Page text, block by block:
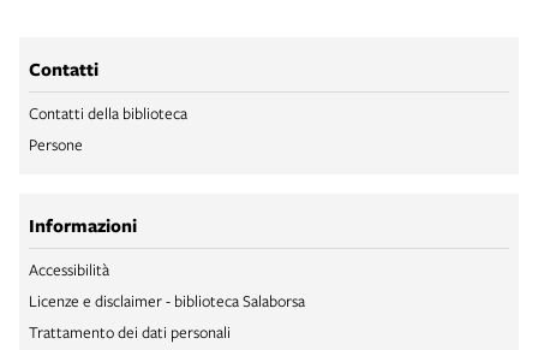
Contatti
Contatti della biblioteca
Persone
Informazioni
Accessibilità
Licenze e disclaimer - biblioteca Salaborsa
Trattamento dei dati personali